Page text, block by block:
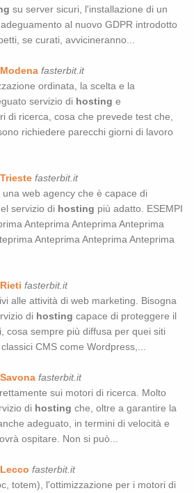
su server sicuri, l'installazione di un
al nuovo GDPR introdotto
se curati, avvicineranno...
fasterbit.it
ordinata, la scelta e la
servizio di hosting e
di ricerca, cosa che prevede test che,
richiedere parecchi giorni di lavoro
fasterbit.it
una web agency che è capace di
servizio di hosting più adatto. ESEMPI
Anteprima Anteprima Anteprima
Anteprima Anteprima Anteprima
fasterbit.it
alle attività di web marketing. Bisogna
di hosting capace di proteggere il
cosa sempre più diffusa per quei siti
CMS come Wordpress,...
fasterbit.it
sui motori di ricerca. Molto
di hosting che, oltre a garantire la
adeguato, in termini di velocità e
ospitare. Non si può...
fasterbit.it
totem), l'ottimizzazione per i motori di